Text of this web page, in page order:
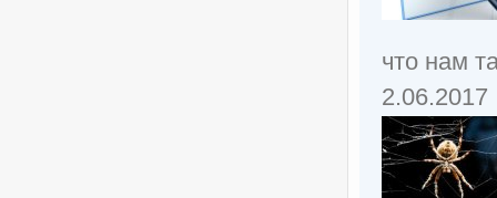
что нам
2.06.2017